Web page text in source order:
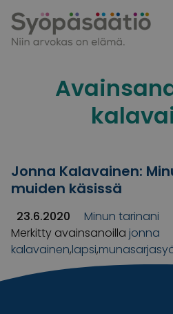
Jonna Kalavainen:
muiden käsissä
23.6.2020
Minun tarinani
Merkitty avainsanoilla jonna
kalavainen,lapsi,